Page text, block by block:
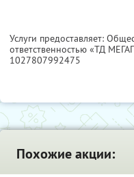
Услуги предоставляет:
ответственностью «ТД
1027807992475
Похожие акции: